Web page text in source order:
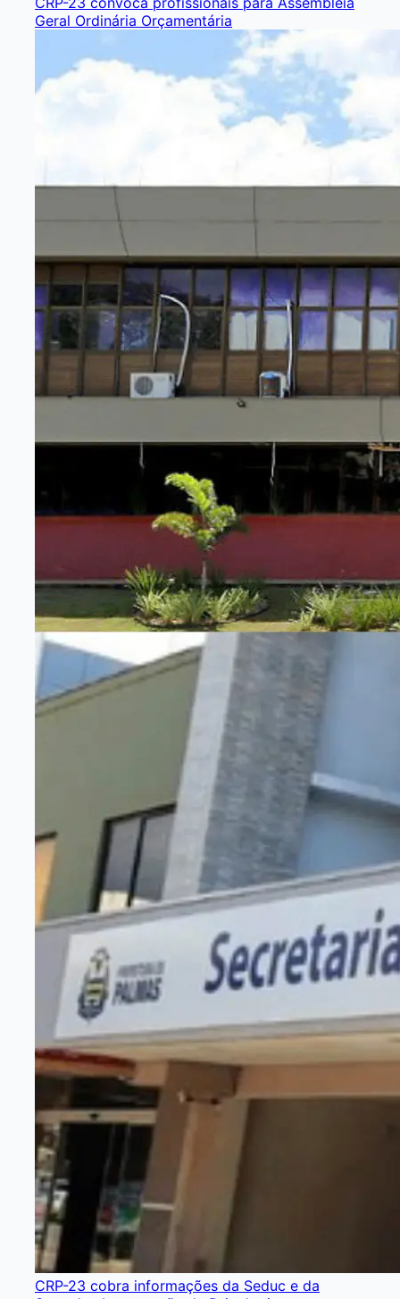
Geral Ordinária Orçamentária
CRP-23 cobra informações da Seduc e da